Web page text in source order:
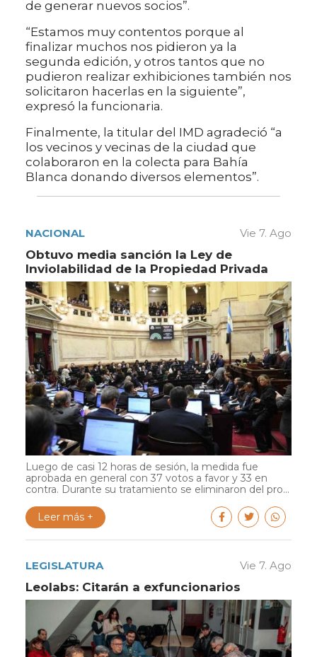
de generar nuevos socios”.
“Estamos muy contentos porque al
finalizar muchos nos pidieron ya la
segunda edición, y otros tantos que no
pudieron realizar exhibiciones también nos
solicitaron hacerlas en la siguiente”,
expresó la funcionaria.
Finalmente, la titular del IMD agradeció “a
los vecinos y vecinas de la ciudad que
colaboraron en la colecta para Bahía
Blanca donando diversos elementos”.
NACIONAL Vie 7. Ago
Obtuvo media sanción la Ley de
Inviolabilidad de la Propiedad Privada
Luego de casi 12 horas de sesión, la medida fue
aprobada en general con 37 votos a favor y 33 en
contra. Durante su tratamiento se eliminaron del pro...
Leer más +
LEGISLATURA Vie 7. Ago
Leolabs: Citarán a exfuncionarios